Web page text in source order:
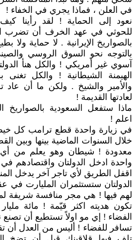
في العلن ، فماذا يجري في الخفاء !
نعود إلى الحماية ! لقد رأينا
للحوثي في عهد الخرف أن تضرب
بالصواريخ الإيرانية . لا حماية ولا
بالتوجه نحو السوق الروسي
آسوي غير أمريكي ! والكل هنأ
الهيمنة الشيطانية ! والكل
والأمير والشيخ . ولكن ما أن
لعادتها القديمة !
ماذا ستفعل السعودية بالصواريخ
اعلم !
في زيارة واحدة قطع ترامب كل
خلال السنوات الماضية بينها وبين
معدودة ! شيطان وهو يعلم من أي
واحدة ادخل الدولتان واقتصادهم
اقفل الطريق لأي تاجر آخر يدخل
الدولتان ستستثمران المليارت في
لهم فيها ! هي مجر منافسة شريفة
تكون هديته اكثر قيّمة ! مائة
الفضاء ! إي مو اولاً تستطيع أن
تسافر للفضاء ! أليس من العدل أن